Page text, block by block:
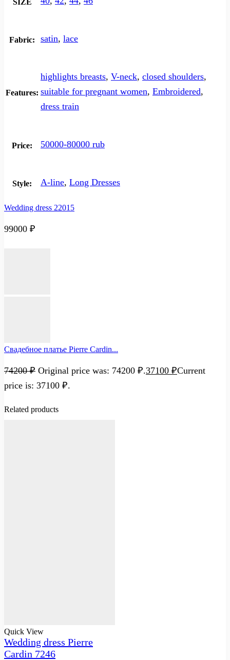
Fabric: satin, lace
Features:
highlights breasts, V-neck, closed shoulders,
suitable for pregnant women, Embroidered,
dress train
Price: 50000-80000 rub
Style: A-line, Long Dresses
Wedding dress 22015
99000 ₽
Свадебное платье Pierre Cardin...
74200₽ Original price was: 74200 ₽.37100 ₽Current
price is: 37100 ₽.
Related products
Quick View
Wedding dress Pierre
Cardin 7246